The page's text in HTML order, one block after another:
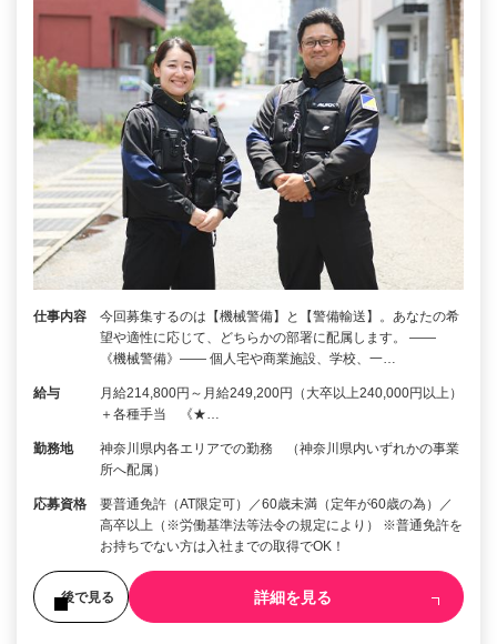
仕事内容
今回募集するのは【機械警備】と【警備輸送】。あなたの希
望や適性に応じて、どちらかの部署に配属します。 ――
《機械警備》―― 個人宅や商業施設、学校、一…
給与
月給214,800円～月給249,200円（大卒以上240,000円以上）
＋各種手当 《★…
勤務地
神奈川県内各エリアでの勤務 （神奈川県内いずれかの事業
所へ配属）
応募資格
要普通免許（AT限定可）／60歳未満（定年が60歳の為）／
高卒以上（※労働基準法等法令の規定により） ※普通免許を
お持ちでない方は入社までの取得でOK！
後で見る 詳細を見る